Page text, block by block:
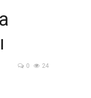
0 24